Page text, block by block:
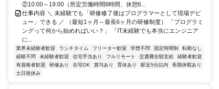
②10:00～19:00（所定労働時間8時間、休憩6...
仕事内容 ＼ 未経験でも「研修修了後はプログラマーとして現場デビ
ュー」できる ／ （最短1ヶ月～最長6ヶ月の研修制度） 「プログラミ
ングって何から始めればいい？」 「IT未経験でも本当にエンジニア
に...
業界未経験者歓迎 ランチタイム フリーター歓迎 学歴不問 固定時間制
転勤なし
経験不問
未経験者歓迎 住宅手当あり フルリモート 交通費全額支給
経験者歓迎
有資格者歓迎
研修あり 在宅OK 賞与あり 育休あり 駅近5分以内
長期休暇あり
土日祝休み